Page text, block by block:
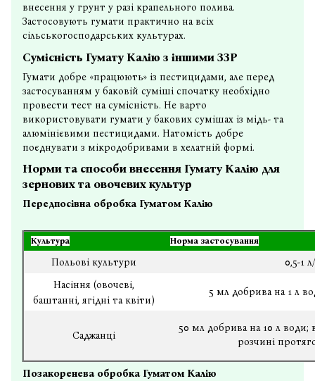
внесення у грунт у разі крапельного полива.
Застосовують гумати практично на всіх
сільськогосподарських культурах.
Сумісність Гумату Калію з іншими ЗЗР
Гумати добре «працюють» із пестицидами, але перед
застосуванням у баковій суміші спочатку необхідно
провести тест на сумісність. Не варто
використовувати гумати у бакових сумішах із мідь- та
алюмінієвими пестицидами. Натомість добре
поєднувати з мікродобривами в хелатній формі.
Норми та способи внесення Гумату Калію для
зернових та овочевих культур
Передпосівна обробка Гуматом Калію
Культура Норма застосування
Польові культури
0,5-1
Насіння (овочеві,
баштанні, ягідні та квіти)
5 мл добрива на 1 л
Саджанці
50 мл добрива на 10 л води;
розчині
Позакоренева обробка Гуматом Калію